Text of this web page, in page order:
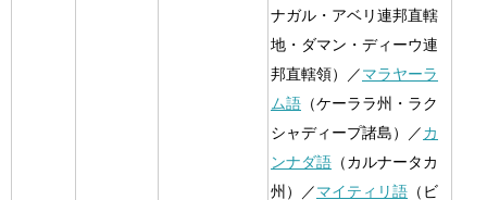
ナガル・アベリ連邦直轄
地・ダマン・ディーウ連
邦直轄領）／マラヤーラ
ム語 （ケーララ州・ラク
シャディープ諸島）／カ
ンナダ語 （カルナータカ
州）／マイティリ語 （ビ